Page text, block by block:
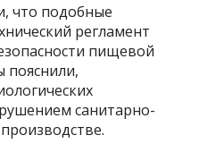
что подобные
регламент
пищевой
пояснили,
санитарно-